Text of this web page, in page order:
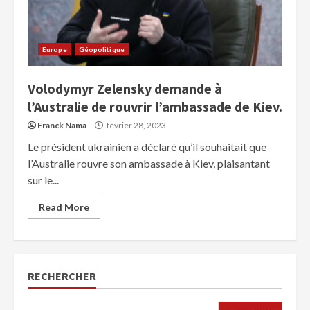
Europe Géopolitique
Volodymyr Zelensky demande à
l’Australie de rouvrir l’ambassade de Kiev.
Franck Nama février 28, 2023
Le président ukrainien a déclaré qu’il souhaitait que
l’Australie rouvre son ambassade à Kiev, plaisantant
sur le...
Read More
RECHERCHER